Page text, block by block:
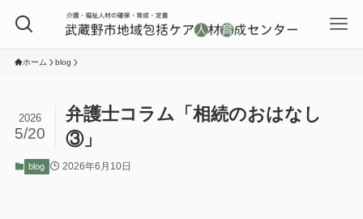
ホーム blog
弁護士コラム「相続のおはなし
③」
2026
5/20
blog 2026年6月10日